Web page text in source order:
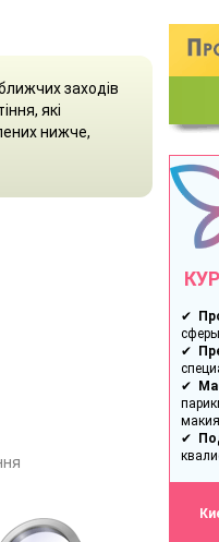
заходів
які
нижче,
✔
✔
✔
✔